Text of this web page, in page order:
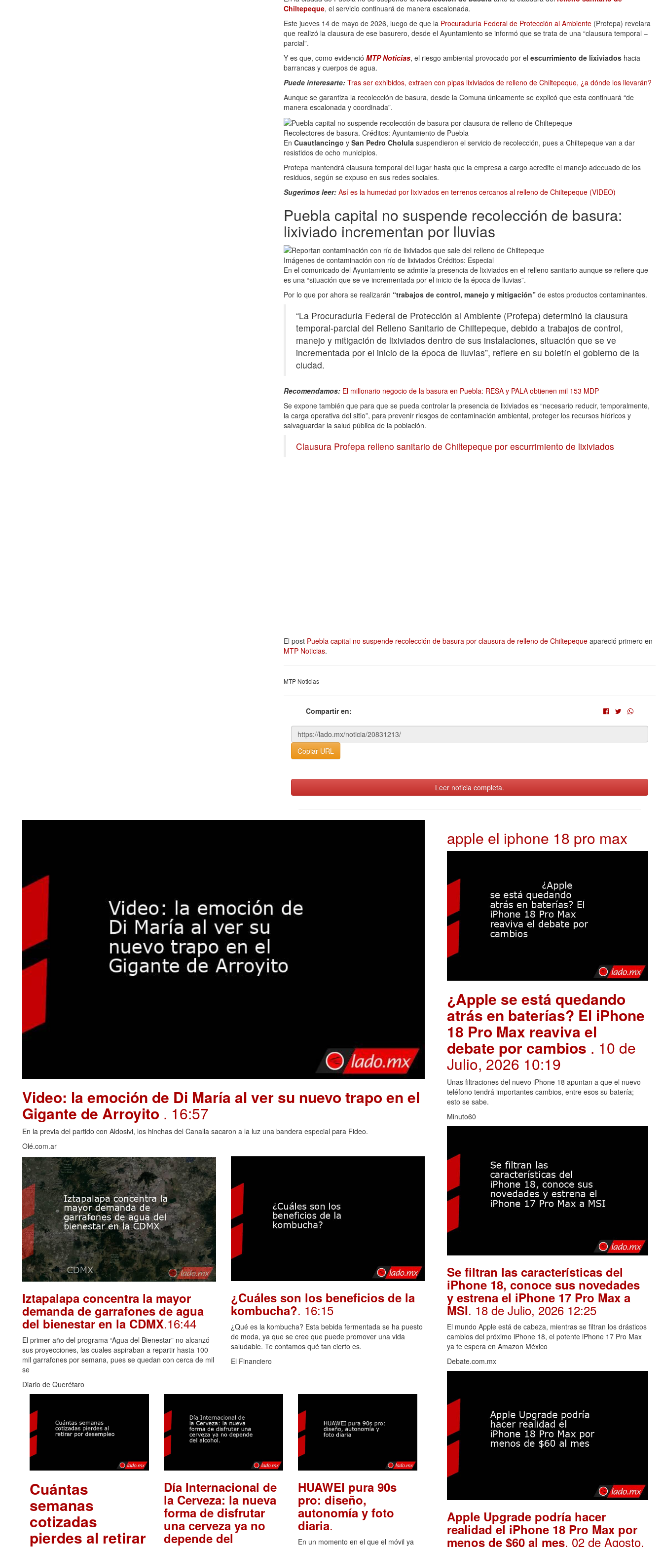
Chiltepeque, el servicio continuará de manera escalonada.
Este jueves 14 de mayo de 2026, luego de que la Procuraduría Federal de Protección al Ambiente (Profepa) revelara
que realizó la clausura de ese basurero, desde el Ayuntamiento se informó que se trata de una “clausura temporal –
parcial”.
Y es que, como evidenció MTP Noticias, el riesgo ambiental provocado por el escurrimiento de lixiviados hacia
barrancas y cuerpos de agua.
Puede interesarte: Tras ser exhibidos, extraen con pipas lixiviados de relleno de Chiltepeque, ¿a dónde los llevarán?
Aunque se garantiza la recolección de basura, desde la Comuna únicamente se explicó que esta continuará “de
manera escalonada y coordinada”.
Recolectores de basura. Créditos: Ayuntamiento de Puebla
En Cuautlancingo y San Pedro Cholula suspendieron el servicio de recolección, pues a Chiltepeque van a dar
resistidos de ocho municipios.
Profepa mantendrá clausura temporal del lugar hasta que la empresa a cargo acredite el manejo adecuado de los
residuos, según se expuso en sus redes sociales.
Sugerimos leer: Así es la humedad por lixiviados en terrenos cercanos al relleno de Chiltepeque (VIDEO)
Puebla capital no suspende recolección de basura:
lixiviado incrementan por lluvias
Imágenes de contaminación con río de lixiviados Créditos: Especial
En el comunicado del Ayuntamiento se admite la presencia de lixiviados en el relleno sanitario aunque se refiere que
es una “situación que se ve incrementada por el inicio de la época de lluvias”.
Por lo que por ahora se realizarán “trabajos de control, manejo y mitigación” de estos productos contaminantes.
“La Procuraduría Federal de Protección al Ambiente (Profepa) determinó la clausura
temporal-parcial del Relleno Sanitario de Chiltepeque, debido a trabajos de control,
manejo y mitigación de lixiviados dentro de sus instalaciones, situación que se ve
incrementada por el inicio de la época de lluvias”, refiere en su boletín el gobierno de la
ciudad.
Recomendamos: El millonario negocio de la basura en Puebla: RESA y PALA obtienen mil 153 MDP
Se expone también que para que se pueda controlar la presencia de lixiviados es “necesario reducir, temporalmente,
la carga operativa del sitio”, para prevenir riesgos de contaminación ambiental, proteger los recursos hídricos y
salvaguardar la salud pública de la población.
Clausura Profepa relleno sanitario de Chiltepeque por escurrimiento de lixiviados
El post Puebla capital no suspende recolección de basura por clausura de relleno de Chiltepeque apareció primero en
MTP Noticias.
MTP Noticias
Compartir en:
Copiar URL
Leer noticia completa.
Video: la emoción de Di María al ver su nuevo trapo en el
Gigante de Arroyito . 16:57
En la previa del partido con Aldosivi, los hinchas del Canalla sacaron a la luz una bandera especial para Fideo.
Olé.com.ar
Iztapalapa concentra la mayor
demanda de garrafones de agua
del bienestar en la CDMX.16:44
El primer año del programa “Agua del Bienestar” no alcanzó
sus proyecciones, las cuales aspiraban a repartir hasta 100
mil garrafones por semana, pues se quedan con cerca de mil
se
Diario de Querétaro
¿Cuáles son los beneficios de la
kombucha?. 16:15
¿Qué es la kombucha? Esta bebida fermentada se ha puesto
de moda, ya que se cree que puede promover una vida
saludable. Te contamos qué tan cierto es.
El Financiero
Cuántas
semanas
cotizadas
pierdes al retirar
Día Internacional de
la Cerveza: la nueva
forma de disfrutar
una cerveza ya no
depende del
HUAWEI pura 90s
pro: diseño,
autonomía y foto
diaria.
En un momento en el que el móvil ya
apple el iphone 18 pro max
¿Apple se está quedando
atrás en baterías? El iPhone
18 Pro Max reaviva el
debate por cambios . 10 de
Julio, 2026 10:19
Unas filtraciones del nuevo iPhone 18 apuntan a que el nuevo
teléfono tendrá importantes cambios, entre esos su batería;
esto se sabe.
Minuto60
Se filtran las características del
iPhone 18, conoce sus novedades
y estrena el iPhone 17 Pro Max a
MSI. 18 de Julio, 2026 12:25
El mundo Apple está de cabeza, mientras se filtran los drásticos
cambios del próximo iPhone 18, el potente iPhone 17 Pro Max
ya te espera en Amazon México
Debate.com.mx
Apple Upgrade podría hacer
realidad el iPhone 18 Pro Max por
menos de $60 al mes. 02 de Agosto,